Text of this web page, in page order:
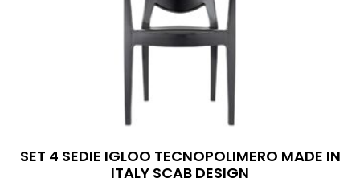
SET 4 SEDIE IGLOO TECNOPOLIMERO MADE IN
ITALY SCAB DESIGN